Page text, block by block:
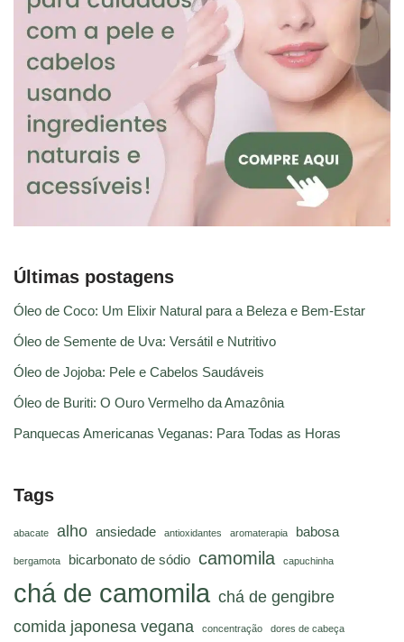
Últimas postagens
Óleo de Coco: Um Elixir Natural para a Beleza e Bem-Estar
Óleo de Semente de Uva: Versátil e Nutritivo
Óleo de Jojoba: Pele e Cabelos Saudáveis
Óleo de Buriti: O Ouro Vermelho da Amazônia
Panquecas Americanas Veganas: Para Todas as Horas
Tags
abacate alho ansiedade antioxidantes aromaterapia babosa
bergamota bicarbonato de sódio camomila capuchinha
chá de camomila chá de gengibre
comida japonesa vegana
concentração dores de cabeça